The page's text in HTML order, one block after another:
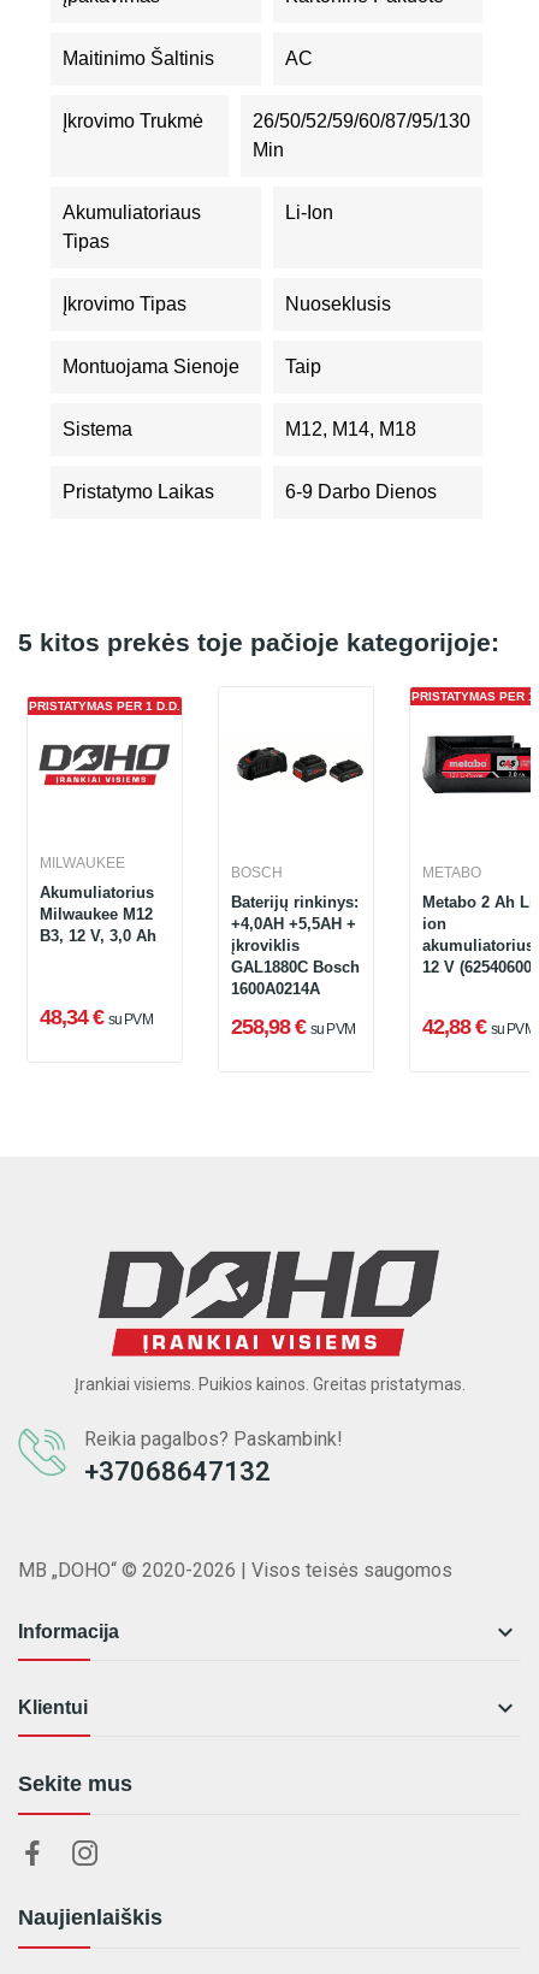
Maitinimo Šaltinis AC
Įkrovimo Trukmė
26/50/52/59/60/87/95/130
Min
Akumuliatoriaus
Tipas
Li-Ion
Įkrovimo Tipas Nuoseklusis
Montuojama Sienoje Taip
Sistema M12, M14, M18
Pristatymo Laikas 6-9 Darbo Dienos
5 kitos prekės toje pačioje kategorijoje:
PRISTATYMAS PER 1 D.D.
MILWAUKEE
Akumuliatorius
Milwaukee M12
B3, 12 V, 3,0 Ah
48,34 € su PVM
BOSCH
Baterijų rinkinys:
+4,0AH +5,5AH +
įkroviklis
GAL1880C Bosch
1600A0214A
258,98 € su PVM
PRISTATYMAS PER 1
METABO
Metabo 2 Ah Li-
ion
akumuliatorius,
12 V
42,88 € su PVM
Įrankiai visiems. Puikios kainos. Greitas pristatymas.
Reikia pagalbos? Paskambink!
+37068647132
MB „DOHO“ © 2020-2026 | Visos teisės saugomos
Informacija 
Klientui 
Sekite mus
Naujienlaiškis